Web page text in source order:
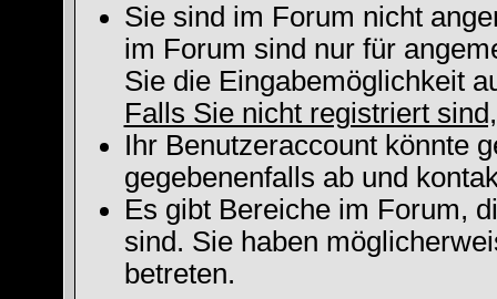
Sie sind im Forum nicht
im Forum sind nur für
Sie die Eingabemöglichkeit
Falls Sie nicht registriert
Ihr Benutzeraccount könnte
gegebenenfalls ab und
Es gibt Bereiche im Forum,
sind. Sie haben
betreten.